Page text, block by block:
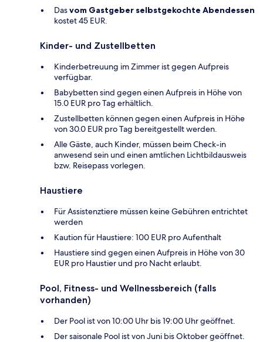
Dasvom Gastgeber selbstgekochte Abendessen
kostet 45 EUR.
Kinder- und Zustellbetten
Kinderbetreuung im Zimmer ist gegen Aufpreis
verfügbar.
Babybetten sind gegen einen Aufpreis in Höhe von
15.0 EUR pro Tag erhältlich.
Zustellbetten können gegen einen Aufpreis in Höhe
von 30.0 EUR pro Tag bereitgestellt werden.
Alle Gäste, auch Kinder, müssen beim Check-in
anwesend sein und einen amtlichen Lichtbildausweis
bzw. Reisepass vorlegen.
Haustiere
Für Assistenztiere müssen keine Gebühren entrichtet
werden
Kaution für Haustiere: 100 EUR pro Aufenthalt
Haustiere sind gegen einen Aufpreis in Höhe von 30
EUR pro Haustier und pro Nacht erlaubt.
Pool, Fitness- und Wellnessbereich (falls
vorhanden)
Der Pool ist von 10:00 Uhr bis 19:00 Uhr geöffnet.
Der saisonale Pool ist von Juni bis Oktober geöffnet.